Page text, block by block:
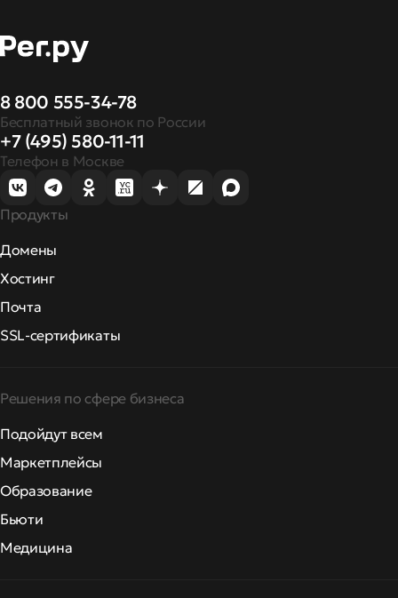
8 800 555-34-78
Бесплатный звонок по России
+7 (495) 580-11-11
Телефон в Москве
Продукты
Домены
Хостинг
Почта
SSL-сертификаты
Решения по сфере бизнеса
Подойдут всем
Маркетплейсы
Образование
Бьюти
Медицина